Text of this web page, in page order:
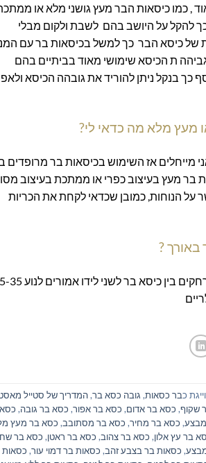
, כמו כיסאות הבר מעץ גושני מלא או
להקל על היושב בהם לשבת ולקום מבלי
של כיסא הבר כך למשל בכיסאות בר עם
ת הכיסא שימושי מאוד בביתיים בהם
כך בנקל ניתן להוריד את גובהה הכיסא
מעץ מלא מה כדאי לי?
מייחלים אז השימוש בכיסאות בר מרופדים
בר מעץ בעיצוב כפרי או ממתכת בעיצוב
על הנוחות, כמובן שכדאי לקחת את הכריות
באורך ?
אז כמה כיסאות לרכוש ? רוחב רוב כיסאות הבר נע בין 50-60 ס"מ, המרחקים בין
כבר כסאות, גובה כסא בר,המדריך של סטייל
שקוף, כסא בר אדום, כסא בר אפור, כסא בר גובה,
, כסא בר מחיר, כסא בר מסתובב, כסא בר מעץ
בר עץ אלון, כסא בר צהוב, כסא בר ראטן, כסא בר
, כסאות בר בצבע זהב, כסאות בר דמוי עור, כסאות